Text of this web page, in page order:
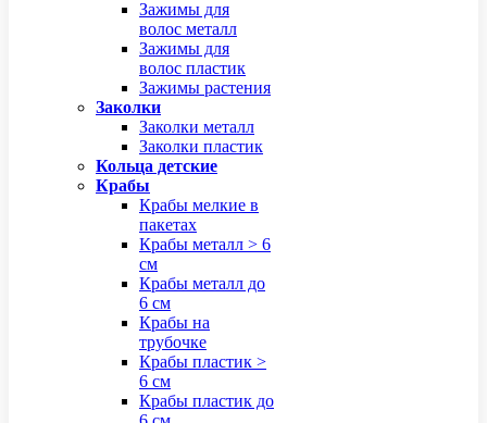
Зажимы для
волос металл
Зажимы для
волос пластик
Зажимы растения
Заколки
Заколки металл
Заколки пластик
Кольца детские
Крабы
Крабы мелкие в
пакетах
Крабы металл > 6
см
Крабы металл до
6 см
Крабы на
трубочке
Крабы пластик >
6 см
Крабы пластик до